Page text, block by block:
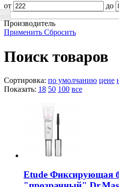
от
до
Производитель
Применить Сбросить
Поиск товаров
Сортировка: по умолчанию цене
Показать: 18 50 100 все
Etude Фиксирующая